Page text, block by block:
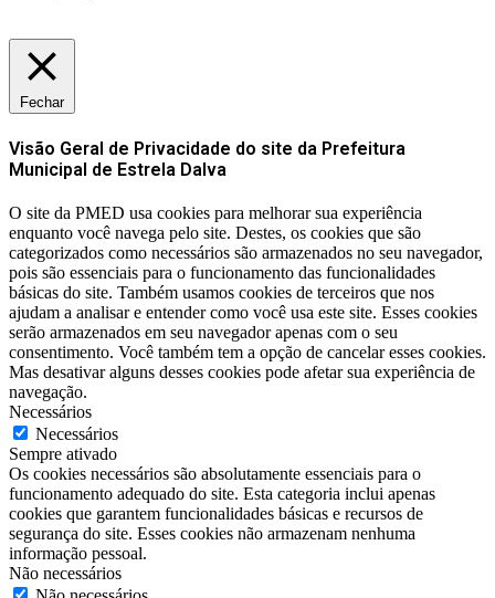
Fechar
Visão Geral de Privacidade do site da Prefeitura
Municipal de Estrela Dalva
O site da PMED usa cookies para melhorar sua experiência
enquanto você navega pelo site. Destes, os cookies que são
categorizados como necessários são armazenados no seu navegador,
pois são essenciais para o funcionamento das funcionalidades
básicas do site. Também usamos cookies de terceiros que nos
ajudam a analisar e entender como você usa este site. Esses cookies
serão armazenados em seu navegador apenas com o seu
consentimento. Você também tem a opção de cancelar esses cookies.
Mas desativar alguns desses cookies pode afetar sua experiência de
navegação.
Necessários
Necessários
Sempre ativado
Os cookies necessários são absolutamente essenciais para o
funcionamento adequado do site. Esta categoria inclui apenas
cookies que garantem funcionalidades básicas e recursos de
segurança do site. Esses cookies não armazenam nenhuma
informação pessoal.
Não necessários